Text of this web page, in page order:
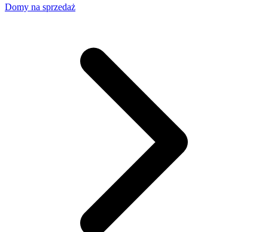
Domy na sprzedaż